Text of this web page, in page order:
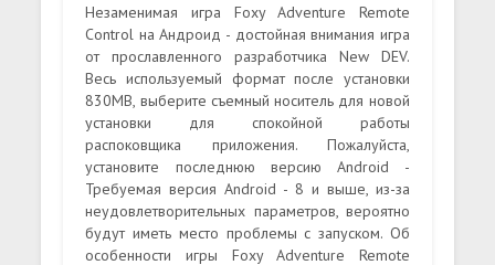
Незаменимая игра Foxy Adventure Remote
Control на Андроид - достойная внимания игра
от прославленного разработчика New DEV.
Весь используемый формат после установки
830MB, выберите съемный носитель для новой
установки для спокойной работы
распоковщика приложения. Пожалуйста,
установите последнюю версию Android -
Требуемая версия Android - 8 и выше, из-за
неудовлетворительных параметров, вероятно
будут иметь место проблемы с запуском. Об
особенности игры Foxy Adventure Remote